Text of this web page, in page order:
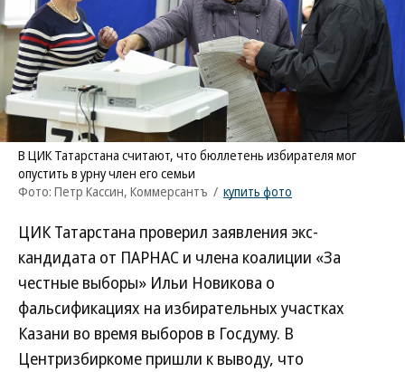
В ЦИК Татарстана считают, что бюллетень избирателя мог
опустить в урну член его семьи
Фото: Петр Кассин, Коммерсантъ / купить фото
ЦИК Татарстана проверил заявления экс-
кандидата от ПАРНАС и члена коалиции «За
честные выборы» Ильи Новикова о
фальсификациях на избирательных участках
Казани во время выборов в Госдуму. В
Центризбиркоме пришли к выводу, что